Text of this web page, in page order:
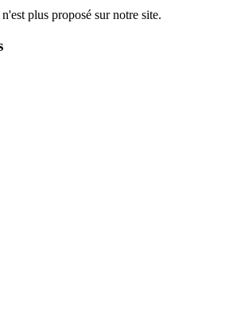
plus proposé sur notre site.